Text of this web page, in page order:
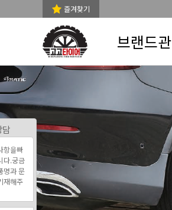
즐겨찾기
브랜드관